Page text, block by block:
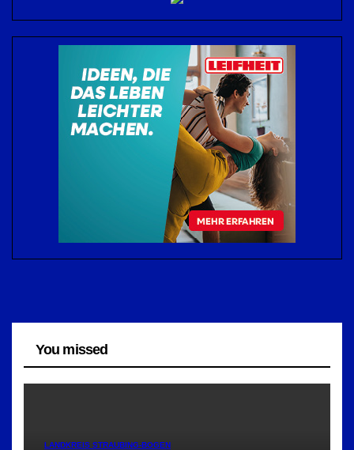
You missed
LANDKREIS STRAUBING-BOGEN